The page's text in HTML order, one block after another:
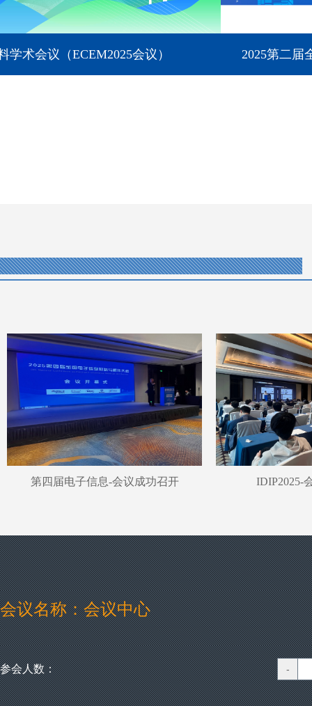
2025第二届全国光电科学与工程学术会议（
第四届电子信息-会议成功召开 IDIP2025-
会议名称：会议中心
参会人数：